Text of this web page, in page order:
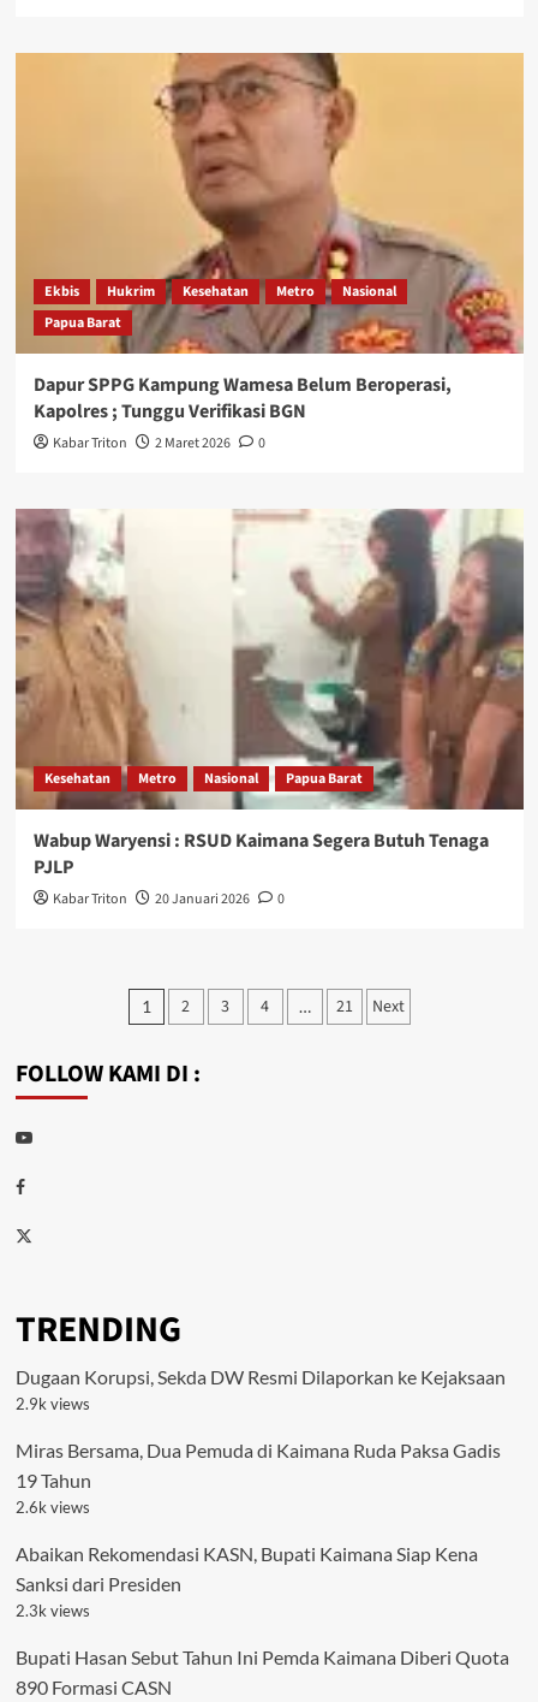
Ekbis Hukrim Kesehatan Metro
Nasional
Papua Barat
Dapur SPPG Kampung Wamesa Belum Beroperasi,
Kapolres ; Tunggu Verifikasi BGN
Kabar Triton 2 Maret 2026 0
Kesehatan Metro Nasional Papua Barat
Wabup Waryensi : RSUD Kaimana Segera Butuh Tenaga
PJLP
Kabar Triton 20 Januari 2026 0
Paginasi
1 2 3 4 … 21 Next
FOLLOW KAMI DI :
Youtube
Facebook
Twitter
TRENDING
Dugaan Korupsi, Sekda DW Resmi Dilaporkan ke Kejaksaan
2.9k views
Miras Bersama, Dua Pemuda di Kaimana Ruda Paksa Gadis
19 Tahun
2.6k views
Abaikan Rekomendasi KASN, Bupati Kaimana Siap Kena
Sanksi dari Presiden
2.3k views
Bupati Hasan Sebut Tahun Ini Pemda Kaimana Diberi Quota
890 Formasi CASN